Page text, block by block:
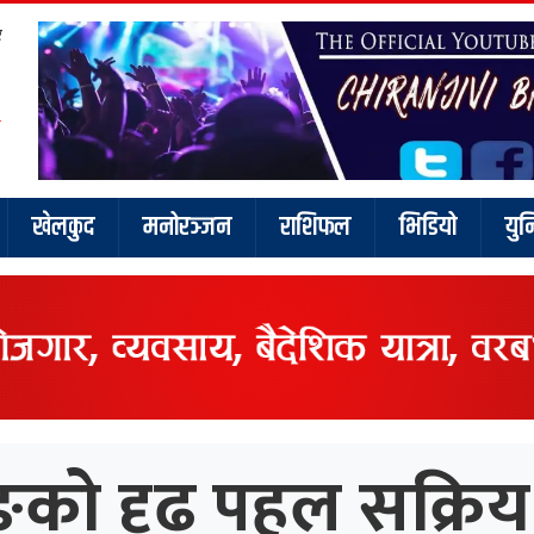
खेलकुद मनोरञ्जन राशिफल भिडियो
दृढ पहल